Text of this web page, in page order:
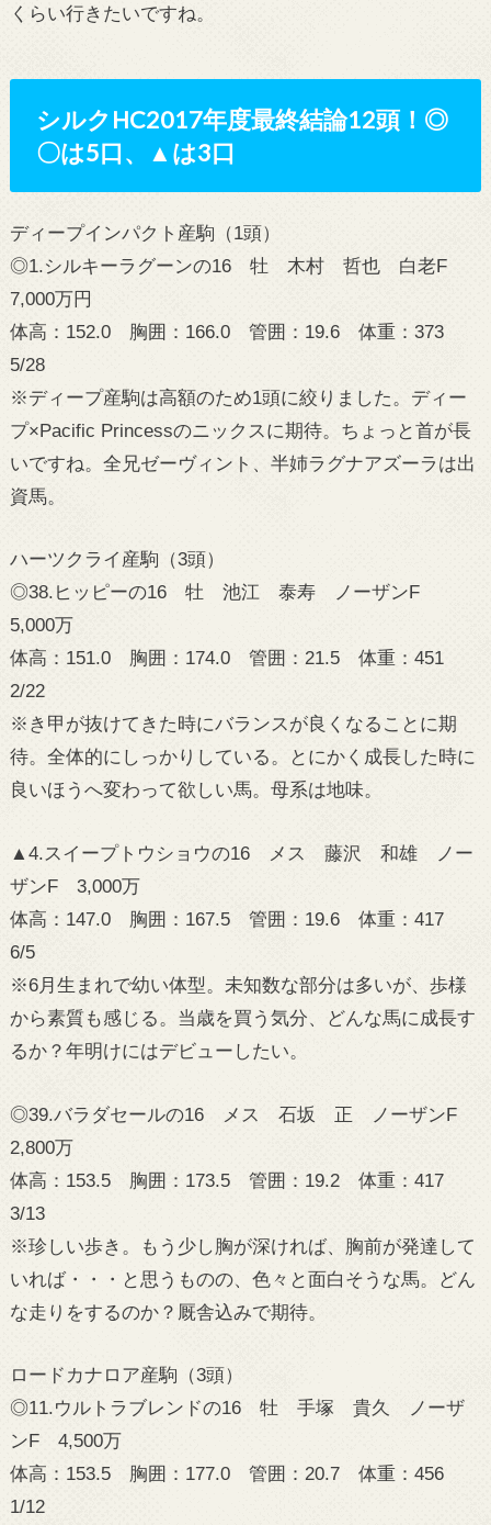
くらい行きたいですね。
シルクHC2017年度最終結論12頭！◎
〇は5口、▲は3口
ディープインパクト産駒（1頭）
◎1.シルキーラグーンの16 牡 木村 哲也 白老F
7,000万円
体高：152.0 胸囲：166.0 管囲：19.6 体重：373
5/28
※ディープ産駒は高額のため1頭に絞りました。ディー
プ×Pacific Princessのニックスに期待。ちょっと首が長
いですね。全兄ゼーヴィント、半姉ラグナアズーラは出
資馬。
ハーツクライ産駒（3頭）
◎38.ヒッピーの16 牡 池江 泰寿 ノーザンF
5,000万
体高：151.0 胸囲：174.0 管囲：21.5 体重：451
2/22
※き甲が抜けてきた時にバランスが良くなることに期
待。全体的にしっかりしている。とにかく成長した時に
良いほうへ変わって欲しい馬。母系は地味。
▲4.スイープトウショウの16 メス 藤沢 和雄 ノー
ザンF 3,000万
体高：147.0 胸囲：167.5 管囲：19.6 体重：417
6/5
※6月生まれで幼い体型。未知数な部分は多いが、歩様
から素質も感じる。当歳を買う気分、どんな馬に成長す
るか？年明けにはデビューしたい。
◎39.バラダセールの16 メス 石坂 正 ノーザンF
2,800万
体高：153.5 胸囲：173.5 管囲：19.2 体重：417
3/13
※珍しい歩き。もう少し胸が深ければ、胸前が発達して
いれば・・・と思うものの、色々と面白そうな馬。どん
な走りをするのか？厩舎込みで期待。
ロードカナロア産駒（3頭）
◎11.ウルトラブレンドの16 牡 手塚 貴久 ノーザ
ンF 4,500万
体高：153.5 胸囲：177.0 管囲：20.7 体重：456
1/12